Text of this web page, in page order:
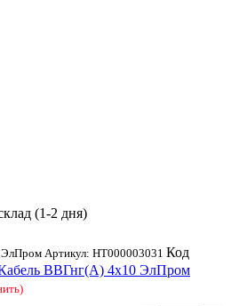
(1-2 дня)
ЭлПром Артикул: НТ000003031 Код
ВВГнг(А) 4х10 ЭлПром